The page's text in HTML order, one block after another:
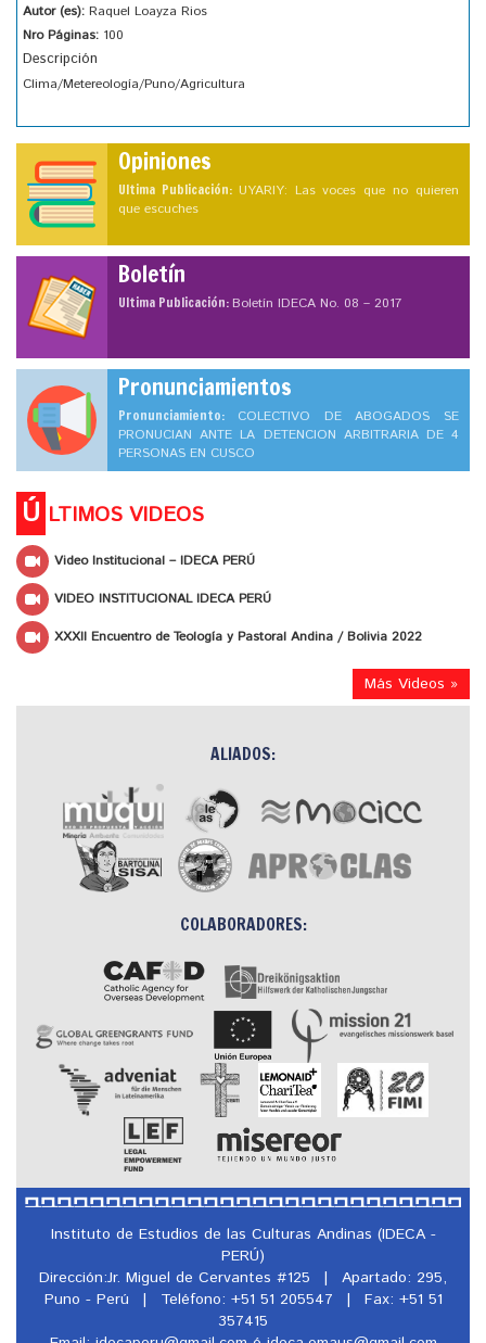
Autor (es): Raquel Loayza Rios
Nro Páginas: 100
Descripción
Clima/Metereología/Puno/Agricultura
Opiniones
Ultima Publicación: UYARIY: Las voces que no quieren
que escuches
Boletín
Ultima Publicación:Boletín IDECA No. 08 – 2017
Pronunciamientos
Pronunciamiento: COLECTIVO DE ABOGADOS SE
PRONUCIAN ANTE LA DETENCION ARBITRARIA DE 4
PERSONAS EN CUSCO
Ú LTIMOS VIDEOS
Video Institucional – IDECA PERÚ
VIDEO INSTITUCIONAL IDECA PERÚ
XXXII Encuentro de Teología y Pastoral Andina / Bolivia 2022
Más Videos »
ALIADOS:
COLABORADORES:
Instituto de Estudios de las Culturas Andinas (IDECA -
PERÚ)
Dirección:Jr. Miguel de Cervantes #125
|
Apartado: 295,
Puno - Perú
| Teléfono: +51 51 205547 |
Fax: +51 51
357415